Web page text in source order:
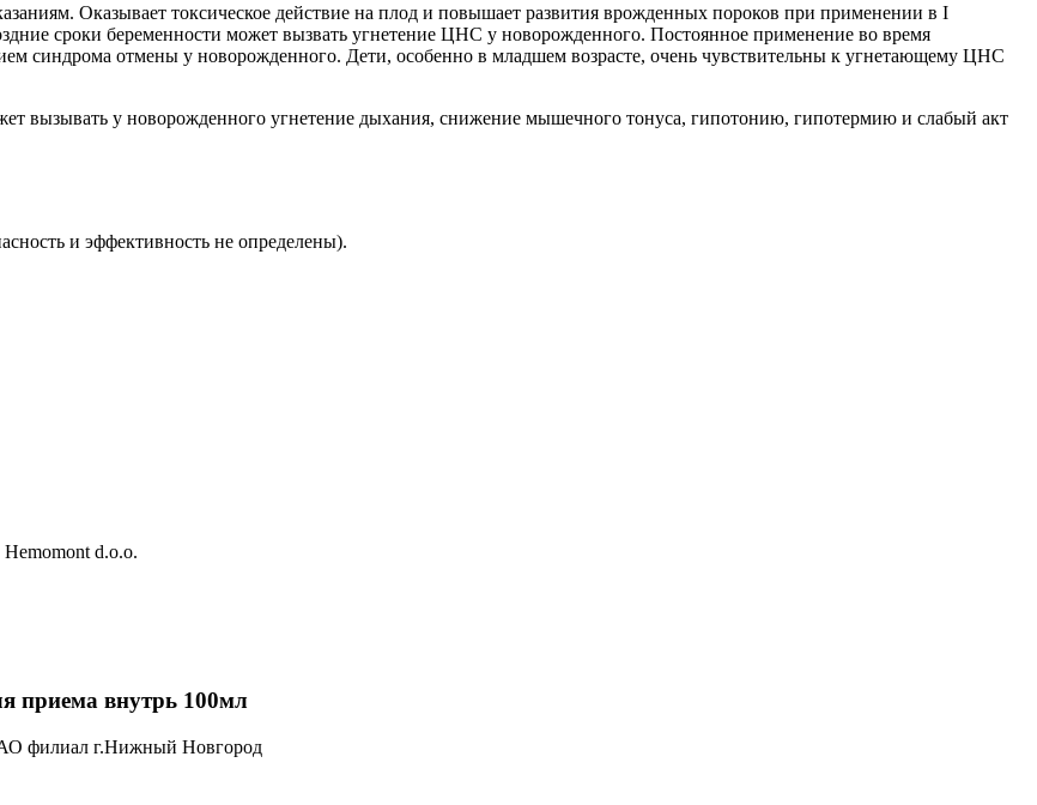
Оказывает токсическое действие на плод и повышает развития врожденных пороков при применении в I
сроки беременности может вызвать угнетение ЦНС у новорожденного. Постоянное применение во время
синдрома отмены у новорожденного. Дети, особенно в младшем возрасте, очень чувствительны к угнетающему ЦНС
вызывать у новорожденного угнетение дыхания, снижение мышечного тонуса, гипотонию, гипотермию и слабый акт
и эффективность не определены).
d.o.o.
внутрь 100мл
филиал г.Нижный Новгород